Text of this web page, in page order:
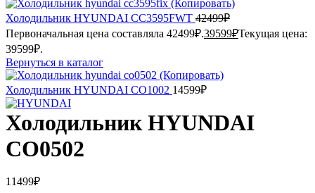
Холодильник HYUNDAI CC3595FWT 42499₽
Первоначальная цена составляла 42499₽.39599₽Текущая цена:
39599₽.
Вернуться в каталог
Холодильник HYUNDAI CO1002 14599₽
Холодильник HYUNDAI
CO0502
11499₽